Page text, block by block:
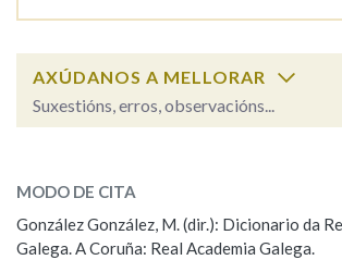
AXÚDANOS A MELLORAR
Suxestións, erros, observacións...
ESCOLLE UNHA OPCIÓN:
Observación Hai un erro na
MODO DE CITA
González González, M. (dir.): Dicionario da
Galega. A Coruña: Real Academia Galega.